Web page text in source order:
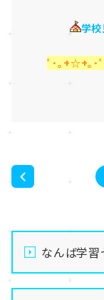
学校
ﾟ･｡+☆+｡･
なんば学習